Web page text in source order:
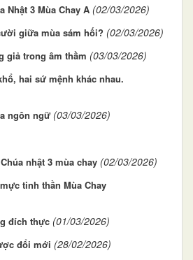
Nhật 3 Mùa Chay A (02/03/2026)
giữa mùa sám hối? (02/03/2026)
giả trong âm thầm (03/03/2026)
hai sứ mệnh khác nhau.
ngôn ngữ (03/03/2026)
nhật 3 mùa chay (02/03/2026)
tinh thần Mùa Chay
đích thực (01/03/2026)
đổi mới (28/02/2026)